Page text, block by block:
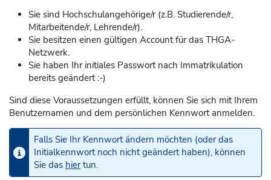
Sie sind Hochschulangehörige/r (z.B. Studierende/r,
Mitarbeitende/r, Lehrende/r).
Sie besitzen einen gültigen Account für das THGA-
Netzwerk.
Sie haben Ihr initiales Passwort nach Immatrikulation
bereits geändert :-)
Sind diese Voraussetzungen erfüllt, können Sie sich mit Ihrem
Benutzernamen und dem persönlichen Kennwort anmelden.
Falls Sie Ihr Kennwort ändern möchten (oder das
Initialkennwort noch nicht geändert haben), können
Sie das hiertun.